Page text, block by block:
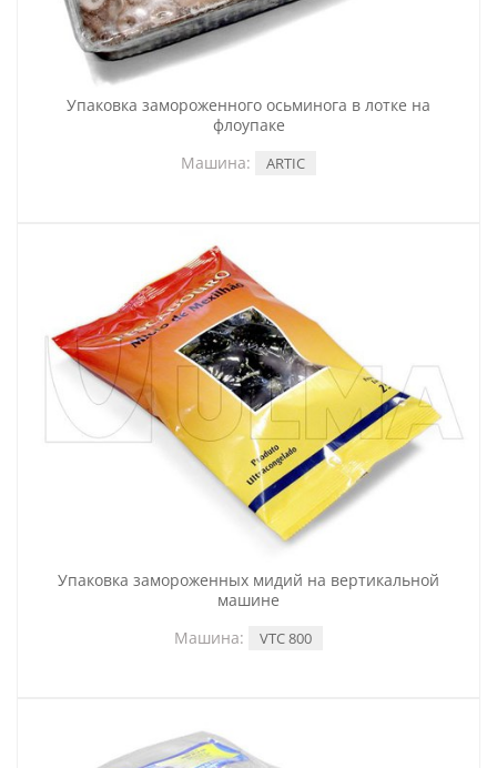
Упаковка замороженного осьминога в лотке на
флоупаке
Машина:
ARTIC
Упаковка замороженных мидий на вертикальной
машине
Машина:
VTC 800